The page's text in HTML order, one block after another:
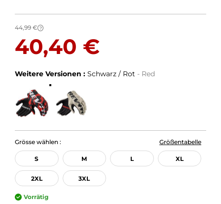
44,99 € ?
40,40 €
Weitere Versionen : Schwarz / Rot - Red
Grösse wählen : Größentabelle
S M L XL
2XL 3XL
Vorrätig